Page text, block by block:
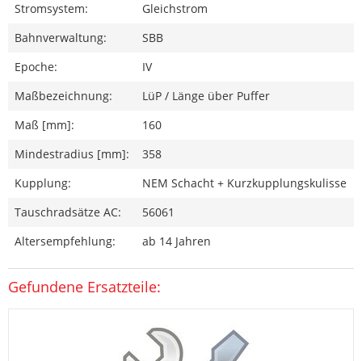
Stromsystem:
Gleichstrom
Bahnverwaltung:
SBB
Epoche:
IV
Maßbezeichnung:
LüP / Länge über Puffer
Maß [mm]:
160
Mindestradius [mm]:
358
Kupplung:
NEM Schacht + Kurzkupplungskulisse
Tauschradsätze AC:
56061
Altersempfehlung:
ab 14 Jahren
Gefundene Ersatzteile: